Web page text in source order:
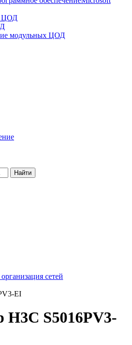
ЦОД
модульных ЦОД
Найти
сетей
EI
H3C S5016PV3-